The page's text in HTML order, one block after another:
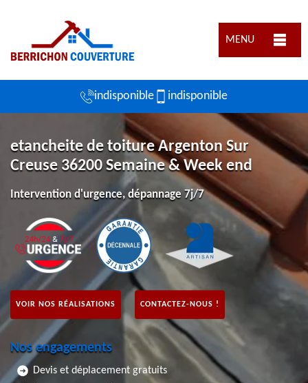
MENU
indisponible indisponible
etancheite de toiture Argenton Sur
Creuse 36200 Semaine & Week end
Intervention d'urgence, dépannage 7j/7
VOIR NOS RÉALISATIONS CONTACTEZ-NOUS !
Nos engagements
Devis et déplacement gratuits